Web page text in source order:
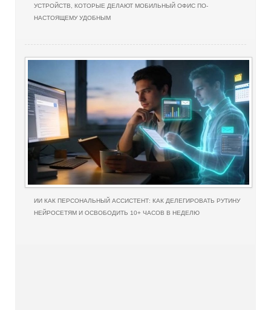
УСТРОЙСТВ, КОТОРЫЕ ДЕЛАЮТ МОБИЛЬНЫЙ ОФИС ПО-
НАСТОЯЩЕМУ УДОБНЫМ
ИИ КАК ПЕРСОНАЛЬНЫЙ АССИСТЕНТ: КАК ДЕЛЕГИРОВАТЬ РУТИНУ
НЕЙРОСЕТЯМ И ОСВОБОДИТЬ 10+ ЧАСОВ В НЕДЕЛЮ